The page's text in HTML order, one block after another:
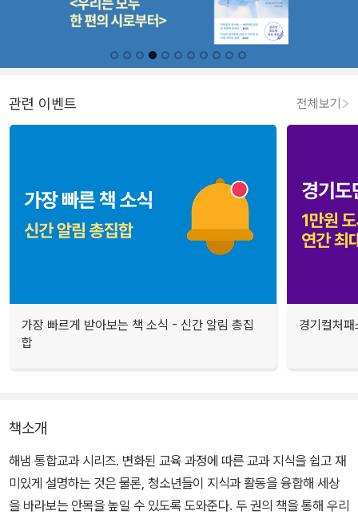
관련 이벤트 전체보기
가장 빠르게 받아보는 책 소식 - 신간 알림 총집
합
경기컬처
책소개
해냄 통합교과 시리즈. 변화된 교육 과정에 따른 교과 지식을 쉽고 재
미있게 설명하는 것은 물론, 청소년들이 지식과 활동을 융합해 세상
을 바라보는 안목을 높일 수 있도록 도와준다. 두 권의 책을 통해 우리